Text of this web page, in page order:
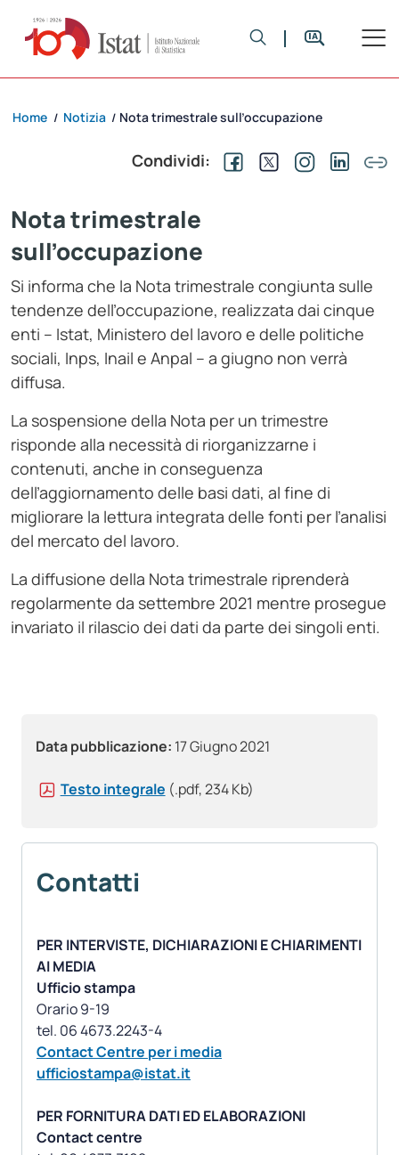
Data pubblicazione: 17 Giugno 2021
Testo integrale (.pdf, 234 Kb)
Contatti
PER INTERVISTE, DICHIARAZIONI E CHIARIMENTI
AI MEDIA
Ufficio stampa
Orario 9-19
Contact Centre per i media
ufficiostampa@istat.it
PER FORNITURA DATI ED ELABORAZIONI
Contact centre
Home / Notizia / Nota trimestrale sull’occupazione
Condividi:
Nota trimestrale
sull’occupazione
Si informa che la Nota trimestrale congiunta sulle
tendenze dell’occupazione, realizzata dai cinque
enti – Istat, Ministero del lavoro e delle politiche
sociali, Inps, Inail e Anpal – a giugno non verrà
diffusa.
La sospensione della Nota per un trimestre
risponde alla necessità di riorganizzarne i
contenuti, anche in conseguenza
dell’aggiornamento delle basi dati, al fine di
migliorare la lettura integrata delle fonti per l’analisi
del mercato del lavoro.
La diffusione della Nota trimestrale riprenderà
regolarmente da settembre 2021 mentre prosegue
invariato il rilascio dei dati da parte dei singoli enti.